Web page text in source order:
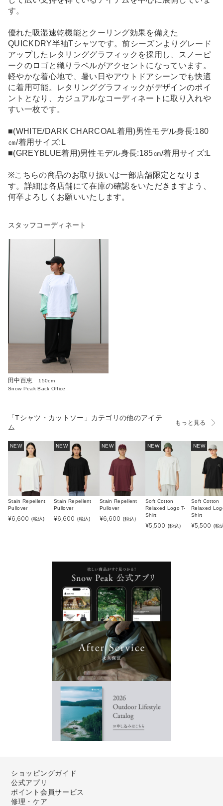
す。
優れた吸湿速乾機能とクーリング効果を備えた
QUICKDRY半袖Tシャツです。前シーズンよりグレード
アップしたレタリンググラフィックを採用し、スノーピ
ークのロゴと織りラベルがアクセントになっています。
軽やかな着心地で、暑い日やアウトドアシーンでも快適
に着用可能。レタリンググラフィックがデザインのポイ
ントとなり、カジュアルなコーディネートに取り入れや
すい一枚です。
■(WHITE/DARK CHARCOAL着用)男性モデル身長:180
㎝/着用サイズ:L
■(GREYBLUE着用)男性モデル身長:185㎝/着用サイズ:L
※こちらの商品のお取り扱いは一部店舗限定となりま
す。詳細は各店舗にて在庫の確認をいただきますよう、
何卒よろしくお願いいたします。
スタッフコーディネート
田中百恵
150cm
Snow Peak Back Office
「Tシャツ・カットソー」カテゴリの他のアイテ
ム
もっと見る
NEW
Stain Repellent
Pullover
¥6,600 (税込)
NEW
Stain Repellent
Pullover
¥6,600 (税込)
NEW
Stain Repellent
Pullover
¥6,600 (税込)
NEW
Soft Cotton
Relaxed Logo T-
Shirt
¥5,500 (税込)
NEW
Soft Cotton
Relaxed
Shirt
¥5,500 (税
ショッピングガイド
公式アプリ
ポイント会員サービス
修理・ケア